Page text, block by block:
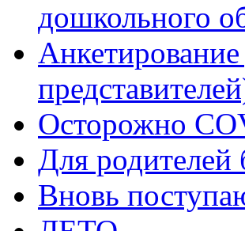
дошкольного
Осторожно
Для родителей
Вновь